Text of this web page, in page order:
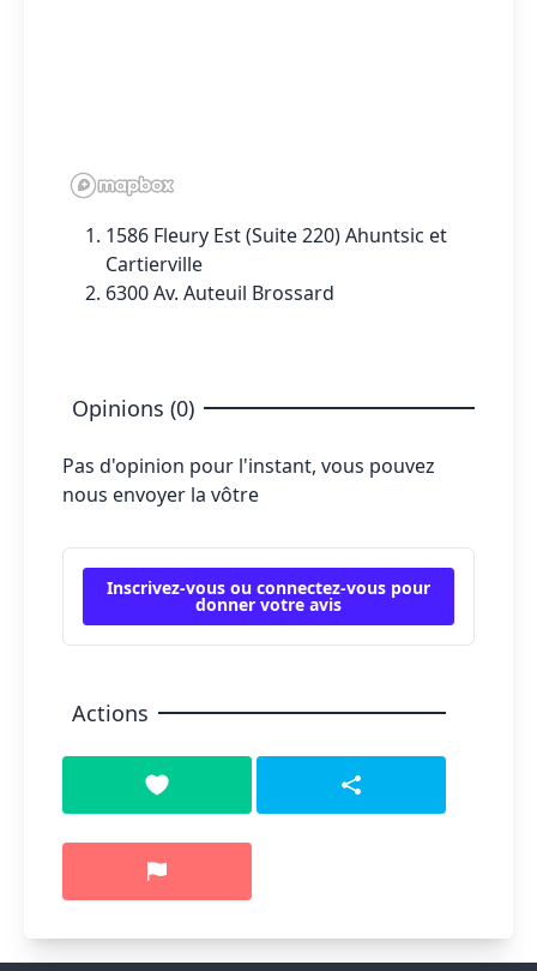
1586 Fleury Est (Suite 220) Ahuntsic et
Cartierville
6300 Av. Auteuil Brossard
Opinions (0)
Pas d'opinion pour l'instant, vous pouvez
nous envoyer la vôtre
Inscrivez-vous ou connectez-vous pour
donner votre avis
Actions